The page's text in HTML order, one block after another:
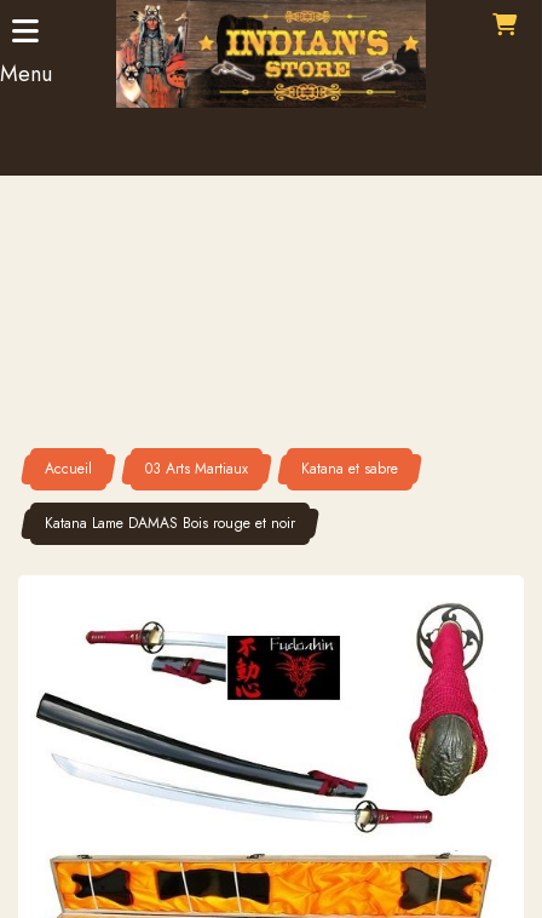
Menu
Accueil 03 Arts Martiaux Katana et sabre
Katana Lame DAMAS Bois rouge et noir
Panneau de gestion des cookies